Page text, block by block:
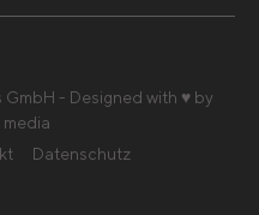
- Designed with ♥ by
Datenschutz